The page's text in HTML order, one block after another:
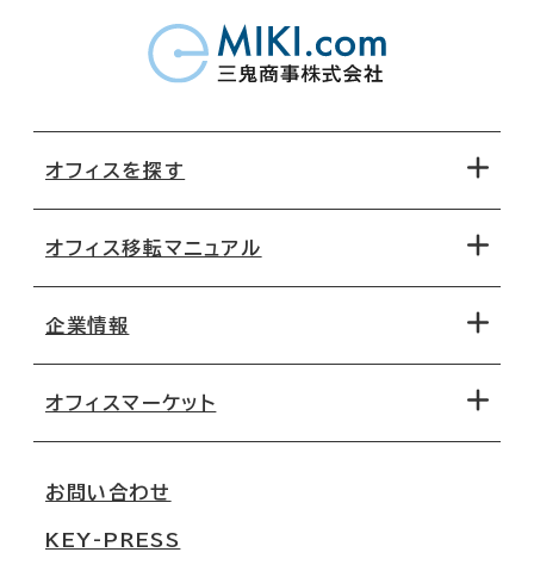
オフィスを探す
地図から探す
路線・駅から探す
オフィス移転マニュアル
移転コストシミュレーション
移転スケジュール
オフィス移転Q&A
企業情報
オフィスマーケット
大阪
お問い合わせ
KEY-PRESS